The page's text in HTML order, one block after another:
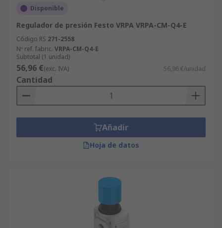
Disponible
Regulador de presión Festo VRPA VRPA-CM-Q4-E
Código RS 271-2558
Nº ref. fabric. VRPA-CM-Q4-E
Subtotal (1 unidad)
56,96 €(exc. IVA) 56,96 €/unidad
Cantidad
Añadir
Hoja de datos